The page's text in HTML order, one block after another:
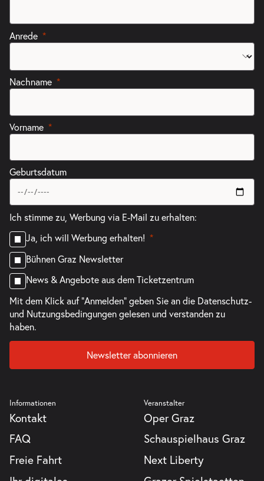
Anrede
Nachname
Vorname
Geburtsdatum
Ich stimme zu, Werbung via E-Mail zu erhalten:
Ja, ich will Werbung erhalten!
Bühnen Graz Newsletter
News & Angebote aus dem Ticketzentrum
Mit dem Klick auf "Anmelden" geben Sie an die Datenschutz-
und Nutzungsbedingungengelesen und verstanden zu
haben.
Newsletter abonnieren
Informationen
Kontakt
FAQ
Freie Fahrt
Veranstalter
Oper Graz
Schauspielhaus Graz
Next Liberty